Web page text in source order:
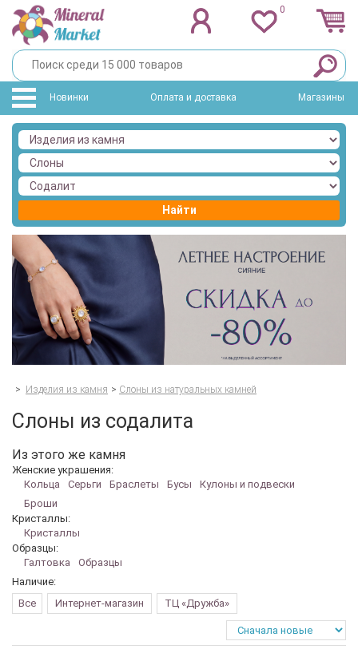
0
Новинки Оплата и доставка Магазины
Найти
> Изделия из камня > Слоны из натуральных камней
Слоны из содалита
Из этого же камня
Женские украшения:
Кольца
Серьги Браслеты Бусы
Кулоны и подвески
Броши
Кристаллы:
Кристаллы
Образцы:
Галтовка
Образцы
Наличие:
Все
Интернет-магазин ТЦ «Дружба»